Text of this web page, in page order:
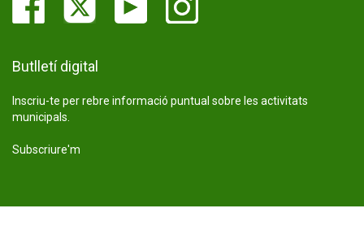
Butlletí digital
Inscriu-te per rebre informació puntual sobre les activitats
municipals.
Subscriure'm